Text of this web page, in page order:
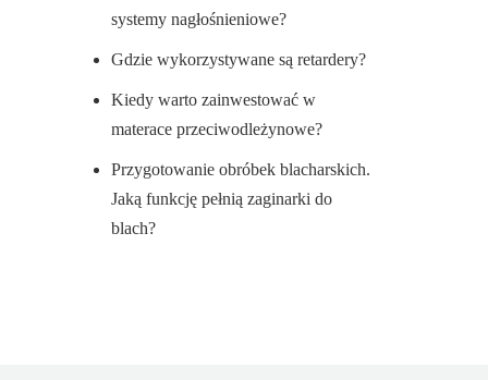
systemy nagłośnieniowe?
Gdzie wykorzystywane są retardery?
Kiedy warto zainwestować w
materace przeciwodleżynowe?
Przygotowanie obróbek blacharskich.
Jaką funkcję pełnią zaginarki do
blach?